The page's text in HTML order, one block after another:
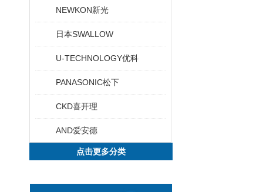
NEWKON新光
日本SWALLOW
U-TECHNOLOGY优科
PANASONIC松下
CKD喜开理
AND爱安德
点击更多分类